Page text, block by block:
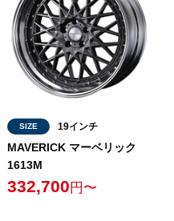
SIZE 19インチ
MAVERICK マーベリック
1613M
332,700 円〜